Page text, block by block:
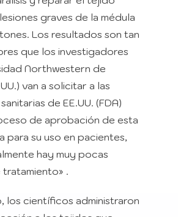
graves de la médula
Los resultados son tan
que los investigadores
Northwestern de
van a solicitar a las
de EE.UU. (FDA)
de aprobación de esta
para su uso en pacientes,
hay muy pocas
.
los científicos administraron